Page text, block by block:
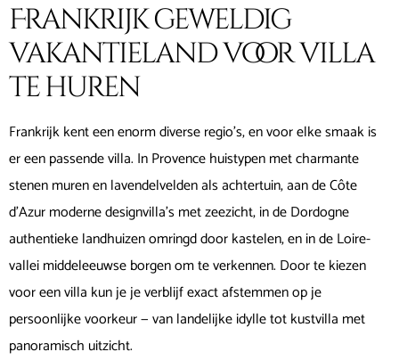
Frankrijk geweldig
vakantieland voor villa
te huren
Frankrijk kent een enorm diverse regio’s, en voor elke smaak is
er een passende villa. In Provence huistypen met charmante
stenen muren en lavendelvelden als achtertuin, aan de Côte
d’Azur moderne designvilla’s met zeezicht, in de Dordogne
authentieke landhuizen omringd door kastelen, en in de Loire-
vallei middeleeuwse borgen om te verkennen. Door te kiezen
voor een villa kun je je verblijf exact afstemmen op je
persoonlijke voorkeur — van landelijke idylle tot kustvilla met
panoramisch uitzicht.